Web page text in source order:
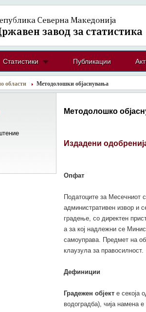
Статистики Публикации
области Методолошки објаснувања
Методолошко
Издадени
Опфат
Податоците за Месечниот
административен извор и
градење, со директен
а за кој надлежни се
самоуправа. Предмет на
клаузула за правосилност.
Дефиниции
Градежен објекте секоја
водоградба), чија намена